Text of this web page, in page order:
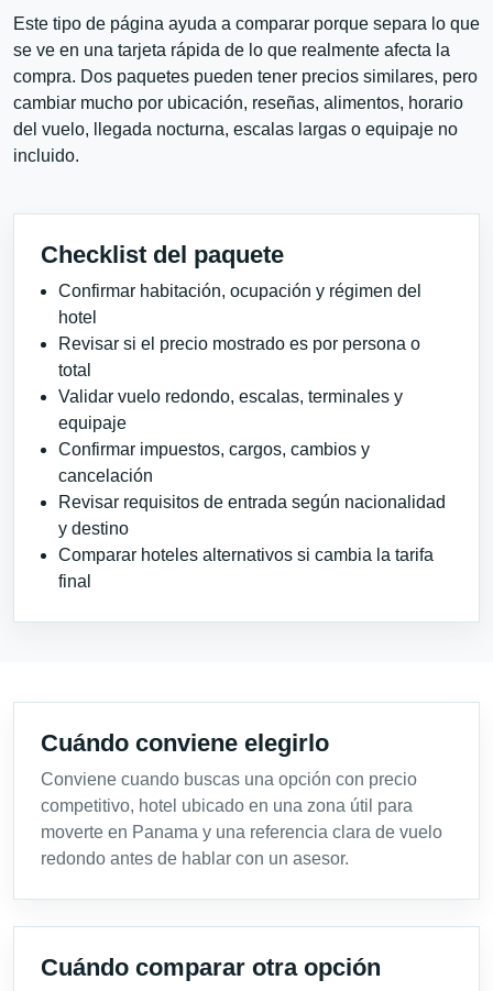
Este tipo de página ayuda a comparar porque separa lo que
se ve en una tarjeta rápida de lo que realmente afecta la
compra. Dos paquetes pueden tener precios similares, pero
cambiar mucho por ubicación, reseñas, alimentos, horario
del vuelo, llegada nocturna, escalas largas o equipaje no
incluido.
Checklist del paquete
Confirmar habitación, ocupación y régimen del
hotel
Revisar si el precio mostrado es por persona o
total
Validar vuelo redondo, escalas, terminales y
equipaje
Confirmar impuestos, cargos, cambios y
cancelación
Revisar requisitos de entrada según nacionalidad
y destino
Comparar hoteles alternativos si cambia la tarifa
final
Cuándo conviene elegirlo
Conviene cuando buscas una opción con precio
competitivo, hotel ubicado en una zona útil para
moverte en Panama y una referencia clara de vuelo
redondo antes de hablar con un asesor.
Cuándo comparar otra opción